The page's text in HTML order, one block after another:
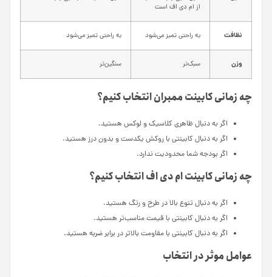
از ام دی اف است
نظافت به راحتی تمیز می‌شود به راحتی تمیز می‌شود
وزن سبک‌تر سنگین‌تر
چه زمانی کابینت ممبران انتخاب کنیم؟
اگر به دنبال ظاهری کلاسیک و لوکس هستید.
اگر به دنبال کابینتی با روکش یکدست و بدون درز هستید.
اگر بودجه شما محدودیت ندارد.
چه زمانی کابینت ام دی اف انتخاب کنیم؟
اگر به دنبال تنوع بالا در طرح و رنگ هستید.
اگر به دنبال کابینتی با قیمت مناسب‌تر هستید.
اگر به دنبال کابینتی با مقاومت بالاتر در برابر ضربه هستید.
عوامل موثر در انتخاب